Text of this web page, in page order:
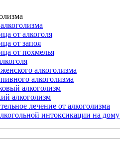
от алкоголя
от запоя
от похмелья
алкоголизма
алкоголизма
алкоголизм
алкоголизм
лечение от алкоголизма
интоксикации на дому